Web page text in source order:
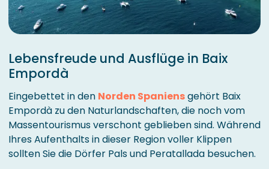
Lebensfreude und Ausflüge in Baix
Empordà
Eingebettet in den Norden Spaniensgehört Baix
Empordà zu den Naturlandschaften, die noch vom
Massentourismus verschont geblieben sind. Während
Ihres Aufenthalts in dieser Region voller Klippen
sollten Sie die Dörfer Pals und Peratallada besuchen.